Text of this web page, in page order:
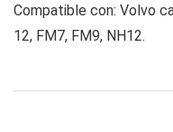
Compatible con: Volvo
12, FM7, FM9, NH12.